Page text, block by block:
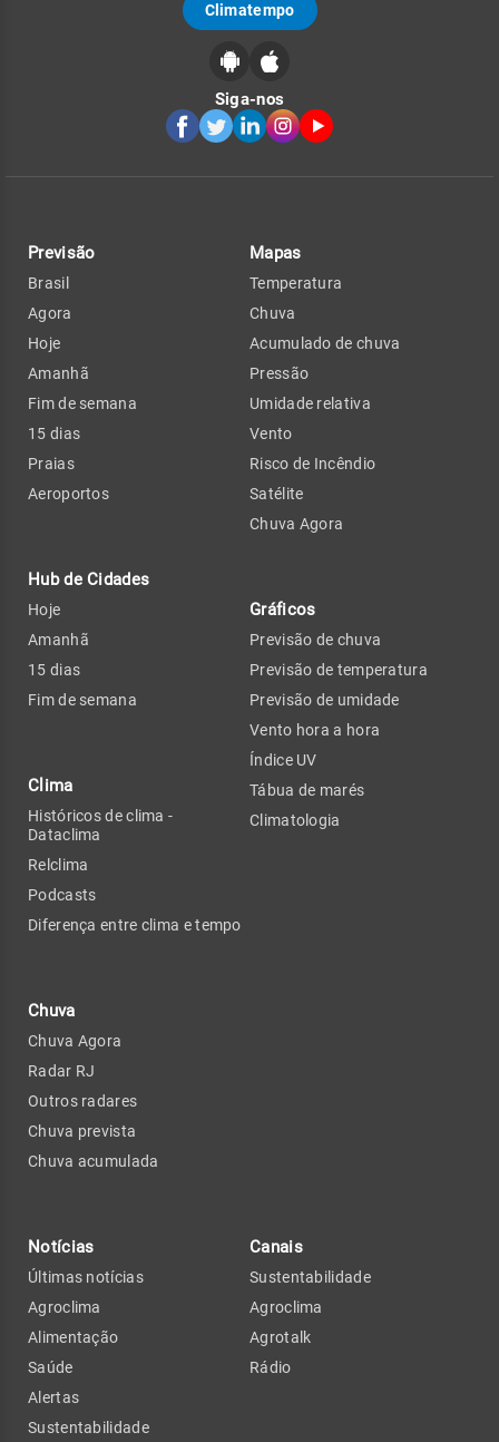
Climatempo
Siga-nos
Previsão
Brasil
Agora
Hoje
Amanhã
Fim de semana
15 dias
Praias
Aeroportos
Hub de Cidades
Hoje
Amanhã
15 dias
Fim de semana
Clima
Históricos de clima -
Dataclima
Relclima
Podcasts
Diferença entre clima e tempo
Chuva
Chuva Agora
Radar RJ
Outros radares
Chuva prevista
Chuva acumulada
Mapas
Temperatura
Chuva
Acumulado de chuva
Pressão
Umidade relativa
Vento
Risco de Incêndio
Satélite
Chuva Agora
Gráficos
Previsão de chuva
Previsão de temperatura
Previsão de umidade
Vento hora a hora
Índice UV
Tábua de marés
Climatologia
Notícias
Últimas notícias
Agroclima
Alimentação
Saúde
Alertas
Sustentabilidade
Canais
Sustentabilidade
Agroclima
Agrotalk
Rádio